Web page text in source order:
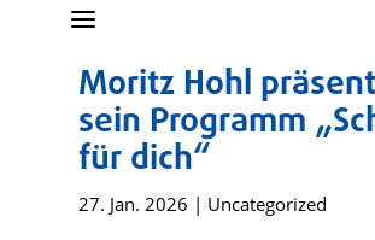
a
Moritz Hohl
sein Programm
für dich“
27. Jan. 2026 | Uncategorized